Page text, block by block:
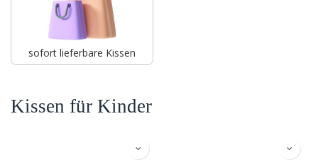
sofort lieferbare Kissen
Kissen für Kinder